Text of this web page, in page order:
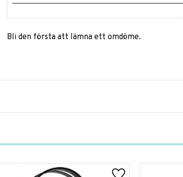
Bli den första att lämna ett omdöme.